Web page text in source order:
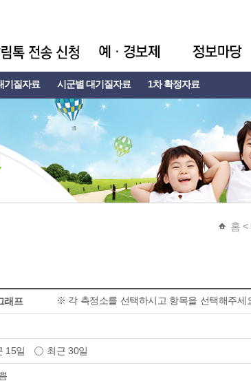
기질자료 시군별 대기질자료 1차 확정자료
홈 <
래프 ※ 각 측정소를 선택하시고 항목을 선택해주세
15일 최근 30일